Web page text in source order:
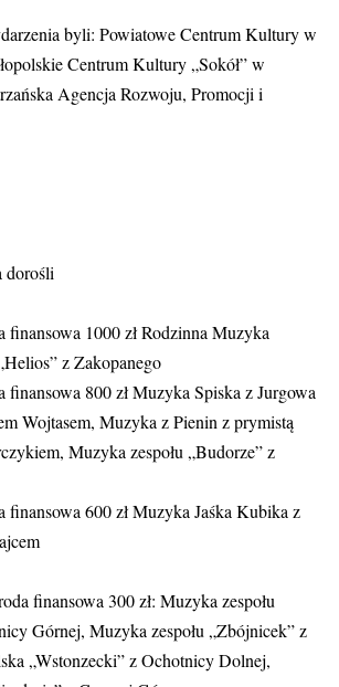
byli: Powiatowe Centrum Kultury w
Centrum Kultury „Sokół” w
Agencja Rozwoju, Promocji i
dorośli
finansowa 1000 zł Rodzinna Muzyka
z Zakopanego
finansowa 800 zł Muzyka Spiska z Jurgowa
Wojtasem, Muzyka z Pienin z prymistą
Muzyka zespołu „Budorze” z
finansowa 600 zł Muzyka Jaśka Kubika z
finansowa 300 zł: Muzyka zespołu
Górnej, Muzyka zespołu „Zbójnicek” z
„Wstonzecki” z Ochotnicy Dolnej,